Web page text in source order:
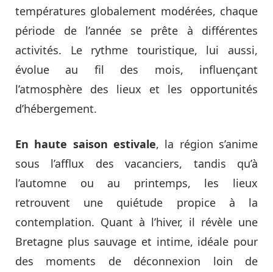
températures globalement modérées, chaque
période de l’année se prête à différentes
activités. Le rythme touristique, lui aussi,
évolue au fil des mois, influençant
l’atmosphère des lieux et les opportunités
d’hébergement.
En haute saison estivale, la région s’anime
sous l’afflux des vacanciers, tandis qu’à
l’automne ou au printemps, les lieux
retrouvent une quiétude propice à la
contemplation. Quant à l’hiver, il révèle une
Bretagne plus sauvage et intime, idéale pour
des moments de déconnexion loin de